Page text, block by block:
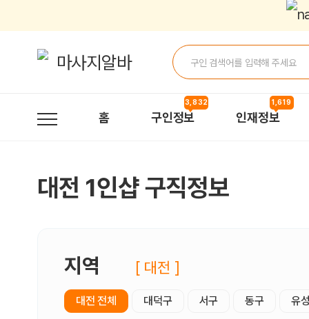
홈 구인정보
3,832
인재정보
1,619
대전 1인샵 구직정보
지역 [ 대전 ]
대전 전체 대덕구 서구 동구 유